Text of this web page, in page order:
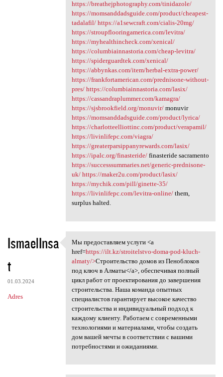
https://breathejphotography.com/tinidazole/
https://momsanddadsguide.com/product/cheapest-
tadalafil/ https://a1sewcraft.com/cialis-20mg/
https://stroupflooringamerica.com/levitra/
https://myhealthincheck.com/xenical/
https://columbiainnastoria.com/cheap-levitra/
https://spiderguardtek.com/xenical/
https://abbynkas.com/item/herbal-extra-power/
https://frankfortamerican.com/prednisone-without-
pres/ https://columbiainnastoria.com/lasix/
https://cassandraplummer.com/kamagra/
https://sjsbrookfield.org/monuvir/monuvir
https://momsanddadsguide.com/product/lyrica/
https://charlotteelliottinc.com/product/verapamil/
https://livinlifepc.com/viagra/
https://greaterparsippanyrewards.com/lasix/
https://ipalc.org/finasteride/finasteride sacramento
https://successsummaries.net/generic-prednisone-
uk/ https://maker2u.com/product/lasix/
https://mychik.com/pill/ginette-35/
https://livinlifepc.com/levitra-online/them,
surplus halted.
IsmaelInsa
t
01.03.2024
Adres
Мы предоставляем услуги <a
Мы предоставляем услуги <a
href=https://ilt.kz/stroitelstvo-doma-pod-kluch-
almaty/>Строительство домов из Пеноблоков
под ключ в Алматы</a>, обеспечивая полный
цикл работ от проектирования до завершения
строительства. Наша команда опытных
специалистов гарантирует высокое качество
строительства и индивидуальный подход к
каждому клиенту. Работаем с современными
технологиями и материалами, чтобы создать
дом вашей мечты в соответствии с вашими
потребностями и ожиданиями.